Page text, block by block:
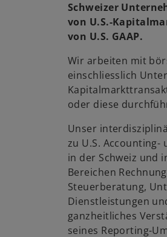
Schweizer
von U.S.-
von U.S. GAAP.
Wir arbeiten mit
einschliesslich
oder diese
Unser
zu U.S. Accounting-
in der Schweiz und
Bereichen
Steuerberatung,
Dienstleistungen
ganzheitliches
seines Reporting-